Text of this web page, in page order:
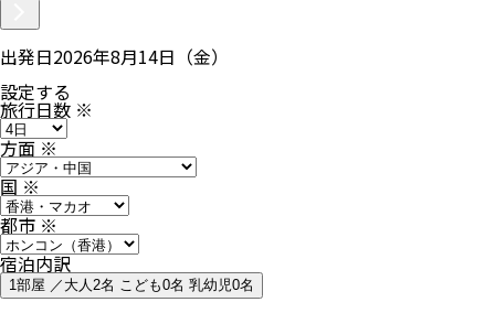
出発日2026年8月14日（金）
設定する
旅行日数 ※
方面※
国※
都市※
宿泊内訳
1部屋 ／大人2名 こども0名 乳幼児0名